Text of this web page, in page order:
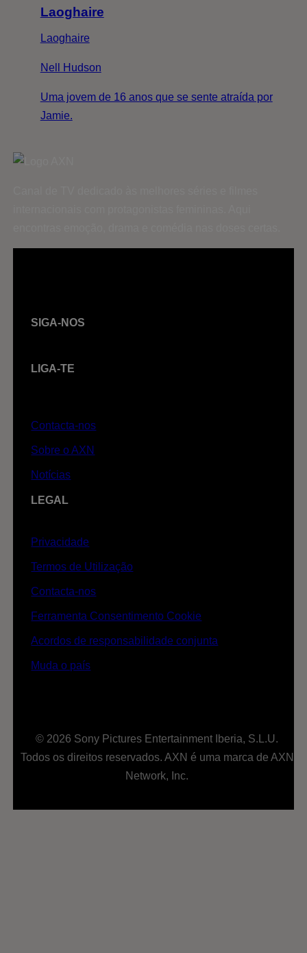
Laoghaire
Laoghaire
Nell Hudson
Uma jovem de 16 anos que se sente atraída por
Jamie.
SIGA-NOS
LIGA-TE
Contacta-nos
Sobre o AXN
Notícias
LEGAL
Privacidade
Termos de Utilização
Contacta-nos
Ferramenta Consentimento Cookie
Acordos de responsabilidade conjunta
Muda o país
© 2026 Sony Pictures Entertainment Iberia, S.L.U.
Todos os direitos reservados. AXN é uma marca de AXN
Network, Inc.